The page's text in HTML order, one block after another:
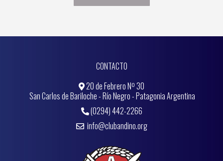
CONTACTO
20 de Febrero Nº 30
San Carlos de Bariloche - Río Negro - Patagonia Argentina
(0294) 442-2266
info@clubandino.org